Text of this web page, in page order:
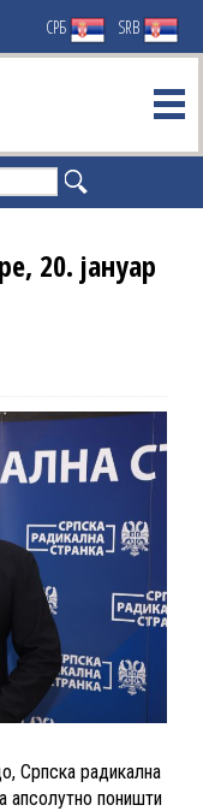
СРБ SRB
20. јануар
Српска радикална
апсолутно поништи